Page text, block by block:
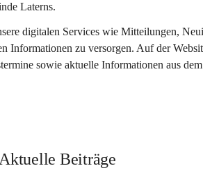
Laterns.
digitalen Services wie Mitteilungen,
Informationen zu versorgen. Auf der
sowie aktuelle Informationen aus
Aktuelle Beiträge